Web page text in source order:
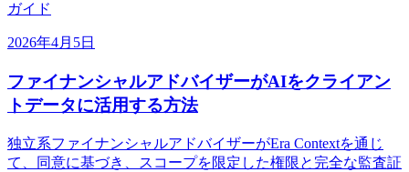
ガイド
2026年4月5日
ファイナンシャルアドバイザーがAIをクライアン
トデータに活用する方法
独立系ファイナンシャルアドバイザーがEra Contextを通じ
て、同意に基づき、スコープを限定した権限と完全な監査証